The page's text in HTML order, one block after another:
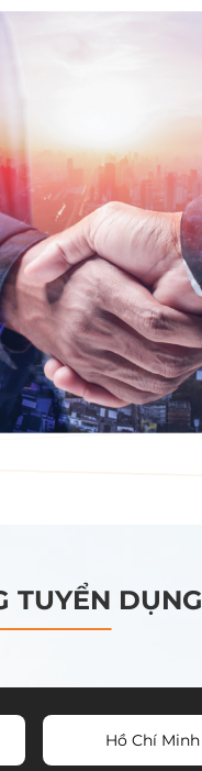
TUYỂN DỤNG
Hồ Chí Minh